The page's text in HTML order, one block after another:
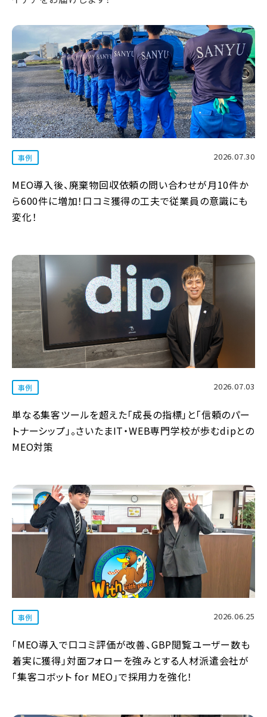
事例 2026.07.30
MEO導入後、廃棄物回収依頼の問い合わせが月10件か
ら600件に増加！口コミ獲得の工夫で従業員の意識にも
変化！
事例 2026.07.03
単なる集客ツールを超えた「成長の指標」と「信頼のパー
トナーシップ」。さいたまIT・WEB専門学校が歩むdipとの
MEO対策
事例 2026.06.25
「MEO導入で口コミ評価が改善、GBP閲覧ユーザー数も
着実に獲得」対面フォローを強みとする人材派遣会社が
「集客コボット for MEO」で採用力を強化！